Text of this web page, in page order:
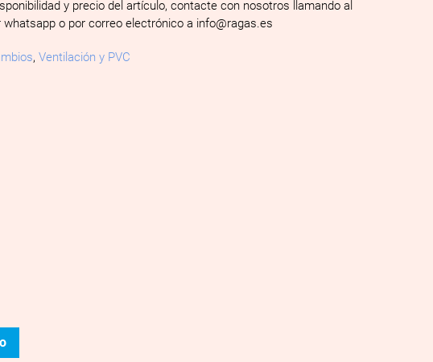
y precio del artículo, contacte con nosotros llamando al
whatsapp o por correo electrónico a info@ragas.es
,Ventilación y PVC